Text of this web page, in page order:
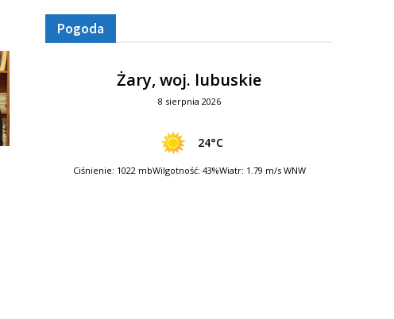
Pogoda
Żary, woj. lubuskie
8 sierpnia 2026
24°C
Ciśnienie: 1022 mbWilgotność: 43%Wiatr: 1.79 m/s WNW